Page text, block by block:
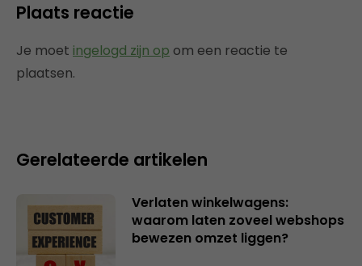
Plaats reactie
Je moet ingelogd zijn op om een reactie te
plaatsen.
Gerelateerde artikelen
Verlaten winkelwagens:
waarom laten zoveel webshops
bewezen omzet liggen?